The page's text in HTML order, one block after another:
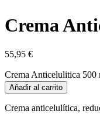
Crema
55,95 €
Crema Anticelulitica 500
Añadir al carrito
Crema anticelulítica,